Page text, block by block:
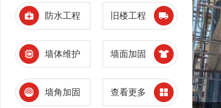
防水工程 旧楼工程
墙体维护 墙面加固
墙角加固 查看更多